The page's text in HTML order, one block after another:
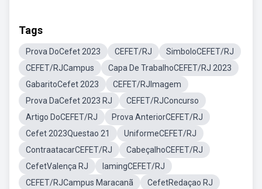
Tags
Prova DoCefet 2023 CEFET/RJ
SimboloCEFET/RJ
CEFET/RJCampus
Capa De TrabalhoCEFET/RJ 2023
GabaritoCefet 2023
CEFET/RJImagem
Prova DaCefet 2023 RJ
CEFET/RJConcurso
Artigo DoCEFET/RJ
Prova AnteriorCEFET/RJ
Cefet 2023Questao 21
UniformeCEFET/RJ
ContraatacarCEFET/RJ
CabeçalhoCEFET/RJ
CefetValença RJ
IamingCEFET/RJ
CEFET/RJCampus Maracanã
CefetRedaçao RJ